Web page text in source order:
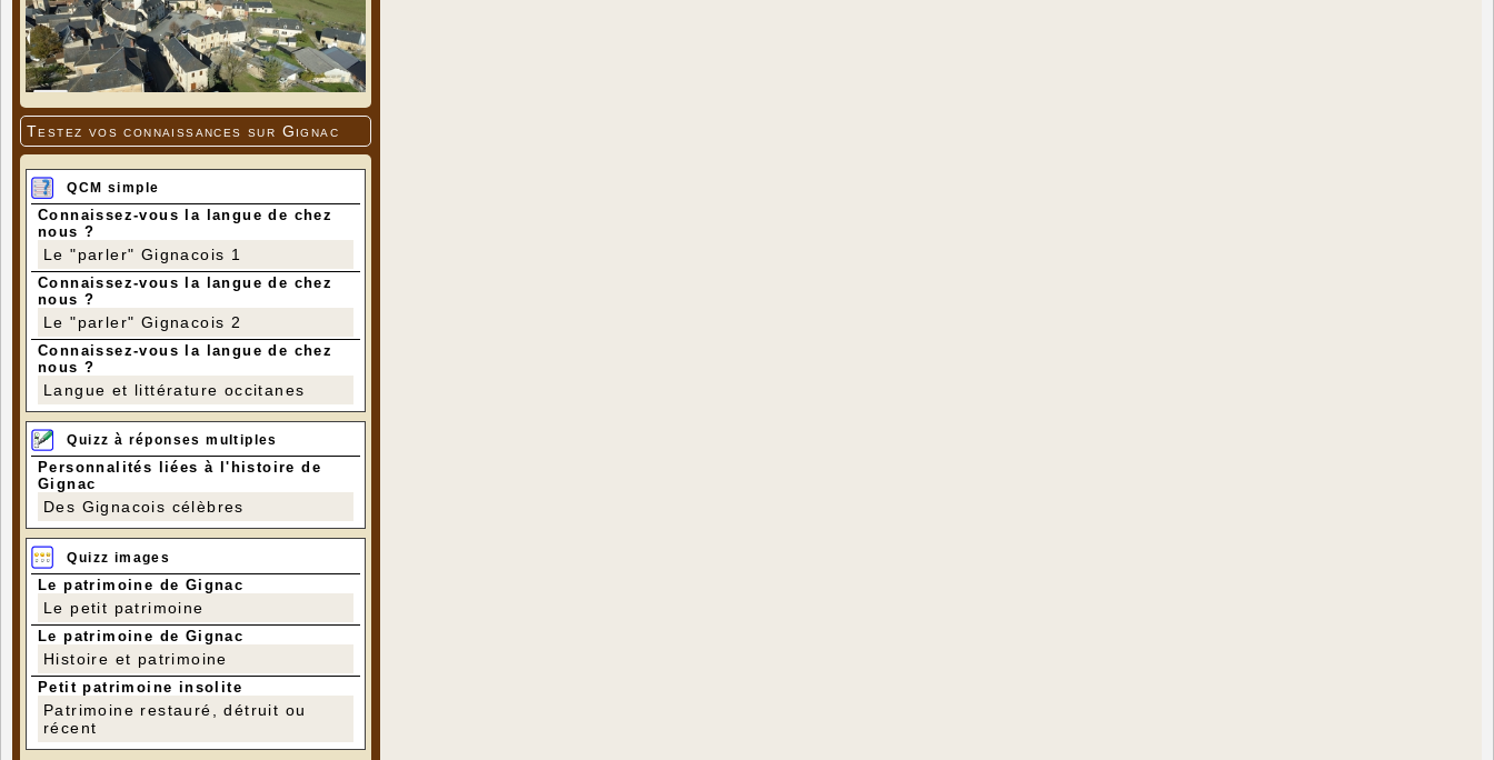
Testez vos connaissances sur Gignac
QCM simple
Connaissez-vous la langue de chez
nous ?
Le "parler" Gignacois 1
Connaissez-vous la langue de chez
nous ?
Le "parler" Gignacois 2
Connaissez-vous la langue de chez
nous ?
Langue et littérature occitanes
Quizz à réponses multiples
Personnalités liées à l'histoire de
Gignac
Des Gignacois célèbres
Quizz images
Le patrimoine de Gignac
Le petit patrimoine
Le patrimoine de Gignac
Histoire et patrimoine
Petit patrimoine insolite
Patrimoine restauré, détruit ou
récent